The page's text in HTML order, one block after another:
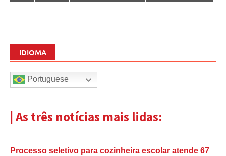
IDIOMA
Portuguese
| As três notícias mais lidas:
Processo seletivo para cozinheira escolar atende 67